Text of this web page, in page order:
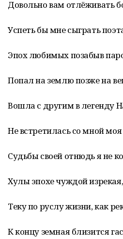
Довольно вам отлёживать
Успеть бы мне сыграть
Эпох любимых позабыв
Попал на землю позже на
Вошла с другим в легенду
Не встретилась со мной моя
Судьбы своей отнюдь я не
Хулы эпохе чуждой изрекая,
Теку по руслу жизни, как
К концу земная близится